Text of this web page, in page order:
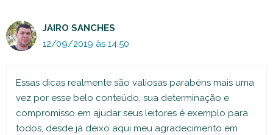
JAIRO SANCHES
12/09/2019 às 14:50
Essas dicas realmente são valiosas parabéns mais uma
vez por esse belo conteúdo, sua determinação e
compromisso em ajudar seus leitores é exemplo para
todos, desde já deixo aqui meu agradecimento em